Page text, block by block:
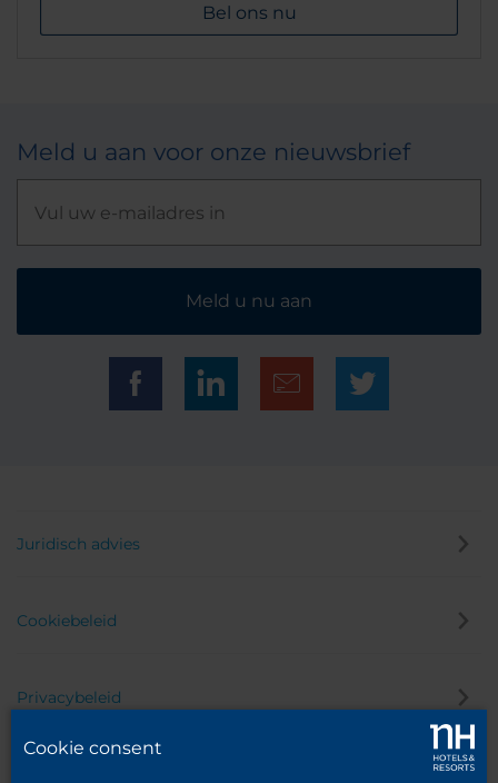
Bel ons nu
Meld u aan voor onze nieuwsbrief
Meld u nu aan
Juridisch advies
Cookiebeleid
Privacybeleid
Cookie consent